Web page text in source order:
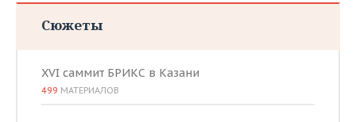
Сюжеты
XVI саммит БРИКС в Казани
499 МАТЕРИАЛОВ